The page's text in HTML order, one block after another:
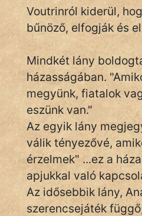
Voutrinról kiderül,
bűnöző, elfogják és
Mindkét lány
házasságában.
megyünk, fiatalok
eszünk van."
Az egyik lány
válik tényezővé,
érzelmek" ...ez a
apjukkal való
Az idősebbik lány,
szerencsejáték